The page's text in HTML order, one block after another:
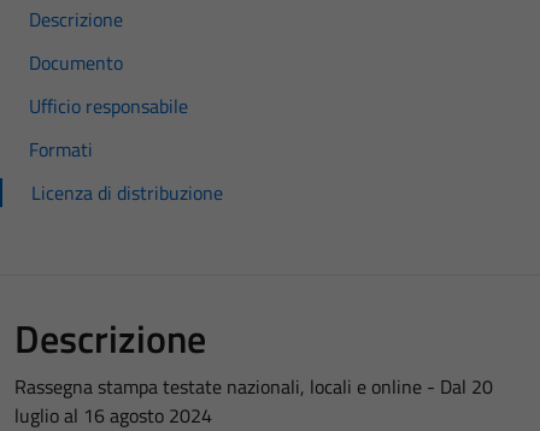
Descrizione
Documento
Ufficio responsabile
Formati
Licenza di distribuzione
Descrizione
Rassegna stampa testate nazionali, locali e online - Dal 20
luglio al 16 agosto 2024